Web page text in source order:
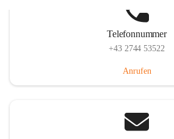
Telefonnummer
+43 2744 53522
Anrufen